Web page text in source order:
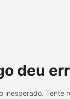
deu
inesperado. Tente